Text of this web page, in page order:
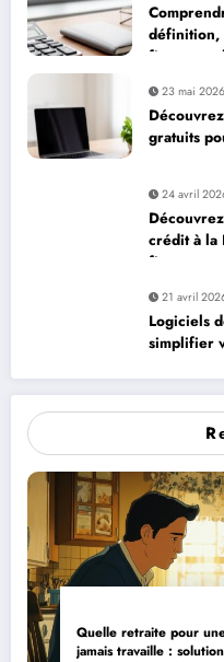
définition,
fixer vos
23 mai 2026
gratuits
24 avril
crédit à la
21 avril
Logiciels
simplifier
Quelle retraite pour
jamais travaille :